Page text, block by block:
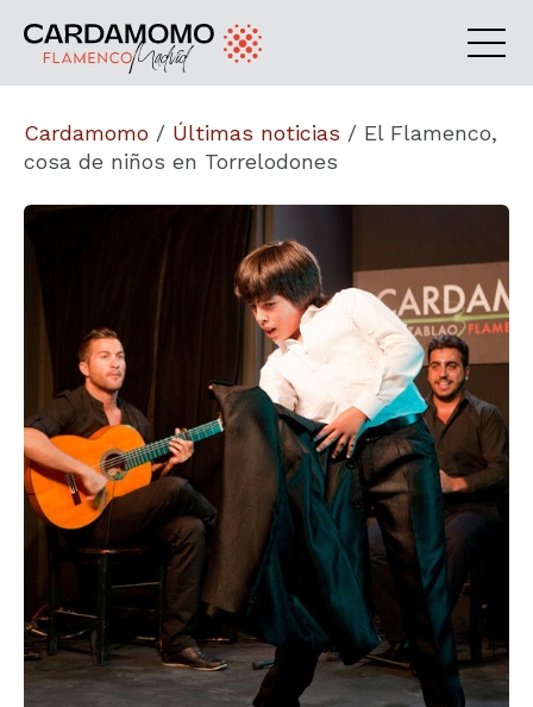
Cardamomo / Últimas noticias / El Flamenco,
cosa de niños en Torrelodones